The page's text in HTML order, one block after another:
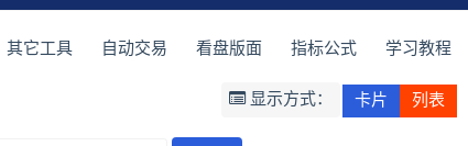
其它工具 自动交易 看盘版面 指标公式 学习教程
显示方式： 卡片 列表